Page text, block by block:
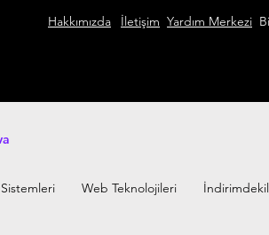
Hakkımızda İletişim Yardım Merkezi
Web Teknolojileri